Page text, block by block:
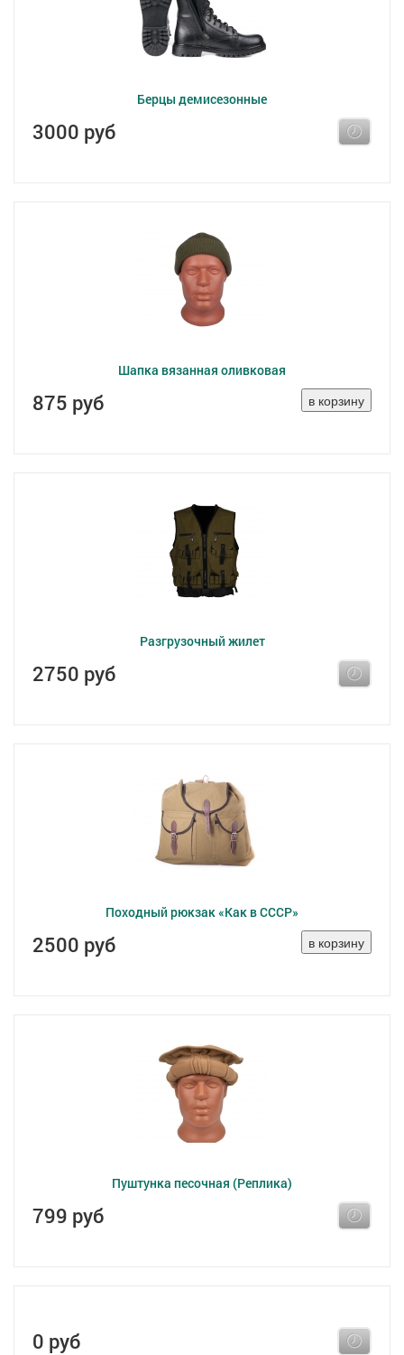
Берцы демисезонные
3000 руб
Шапка вязанная оливковая
875 руб
Разгрузочный жилет
2750 руб
Походный рюкзак «Как в СССР»
2500 руб
Пуштунка песочная (Реплика)
799 руб
0 руб